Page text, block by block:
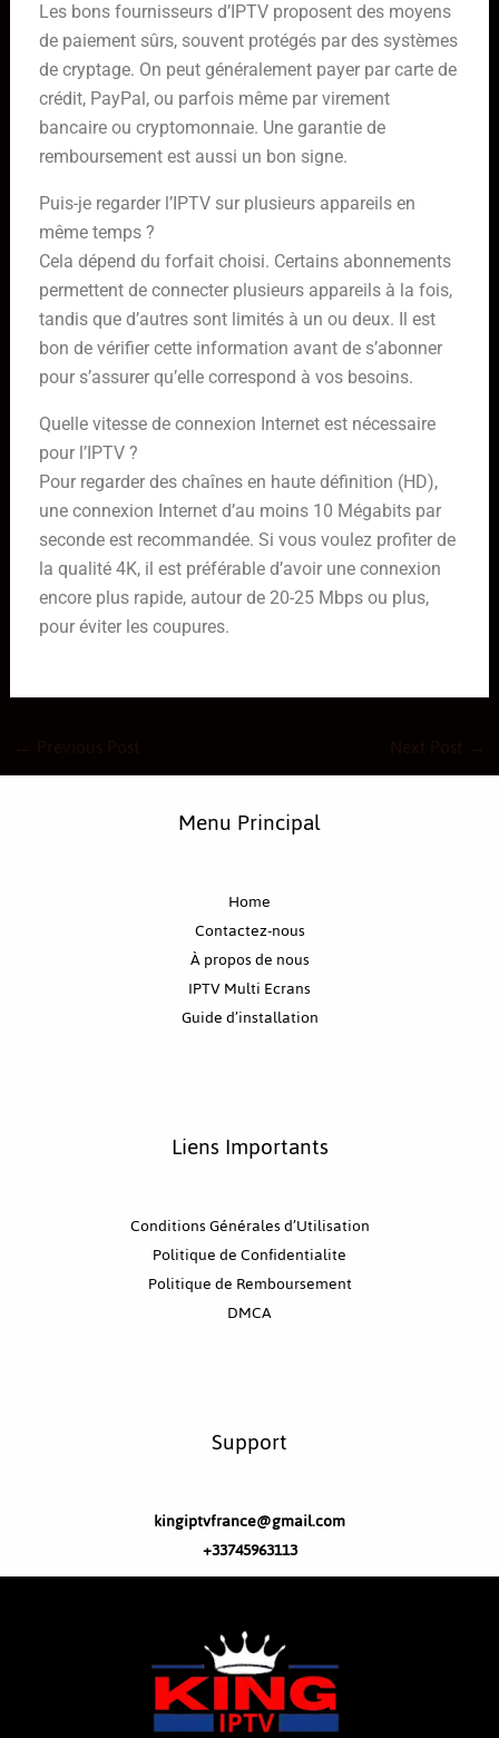
Les bons fournisseurs d’IPTV proposent des moyens
de paiement sûrs, souvent protégés par des systèmes
de cryptage. On peut généralement payer par carte de
crédit, PayPal, ou parfois même par virement
bancaire ou cryptomonnaie. Une garantie de
remboursement est aussi un bon signe.
Puis-je regarder l’IPTV sur plusieurs appareils en
même temps ?
Cela dépend du forfait choisi. Certains abonnements
permettent de connecter plusieurs appareils à la fois,
tandis que d’autres sont limités à un ou deux. Il est
bon de vérifier cette information avant de s’abonner
pour s’assurer qu’elle correspond à vos besoins.
Quelle vitesse de connexion Internet est nécessaire
pour l’IPTV ?
Pour regarder des chaînes en haute définition (HD),
une connexion Internet d’au moins 10 Mégabits par
seconde est recommandée. Si vous voulez profiter de
la qualité 4K, il est préférable d’avoir une connexion
encore plus rapide, autour de 20-25 Mbps ou plus,
pour éviter les coupures.
Menu Principal
Home
Contactez-nous
À propos de nous
IPTV Multi Ecrans
Guide d’installation
Liens Importants
Conditions Générales d’Utilisation
Politique de Confidentialite
Politique de Remboursement
DMCA
Support
kingiptvfrance@gmail.com
+33745963113